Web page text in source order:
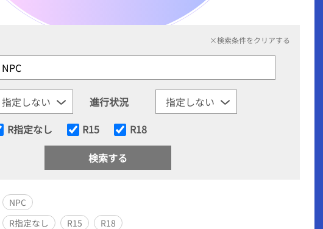
×検索条件をクリアする
進行状況
R指定なし R15 R18
NPC
R指定なし R15 R18